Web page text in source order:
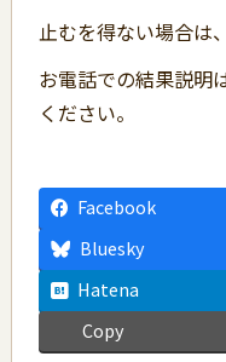
止むを得ない場合は
お電話での結果説明
ください。
Facebook
Bluesky
Hatena
Copy